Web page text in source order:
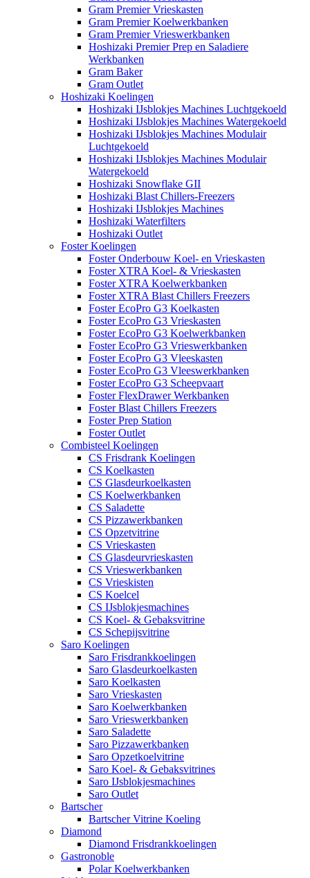
Gram Premier Vrieskasten
Gram Premier Koelwerkbanken
Gram Premier Vrieswerkbanken
Hoshizaki Premier Prep en Saladiere
Werkbanken
Gram Baker
Gram Outlet
Hoshizaki Koelingen
Hoshizaki IJsblokjes Machines Luchtgekoeld
Hoshizaki IJsblokjes Machines Watergekoeld
Hoshizaki IJsblokjes Machines Modulair
Luchtgekoeld
Hoshizaki IJsblokjes Machines Modulair
Watergekoeld
Hoshizaki Snowflake GII
Hoshizaki Blast Chillers-Freezers
Hoshizaki IJsblokjes Machines
Hoshizaki Waterfilters
Hoshizaki Outlet
Foster Koelingen
Foster Onderbouw Koel- en Vrieskasten
Foster XTRA Koel- & Vrieskasten
Foster XTRA Koelwerkbanken
Foster XTRA Blast Chillers Freezers
Foster EcoPro G3 Koelkasten
Foster EcoPro G3 Vrieskasten
Foster EcoPro G3 Koelwerkbanken
Foster EcoPro G3 Vrieswerkbanken
Foster EcoPro G3 Vleeskasten
Foster EcoPro G3 Vleeswerkbanken
Foster EcoPro G3 Scheepvaart
Foster FlexDrawer Werkbanken
Foster Blast Chillers Freezers
Foster Prep Station
Foster Outlet
Combisteel Koelingen
CS Frisdrank Koelingen
CS Koelkasten
CS Glasdeurkoelkasten
CS Koelwerkbanken
CS Saladette
CS Pizzawerkbanken
CS Opzetvitrine
CS Vrieskasten
CS Glasdeurvrieskasten
CS Vrieswerkbanken
CS Vrieskisten
CS Koelcel
CS IJsblokjesmachines
CS Koel- & Gebaksvitrine
CS Schepijsvitrine
Saro Koelingen
Saro Frisdrankkoelingen
Saro Glasdeurkoelkasten
Saro Koelkasten
Saro Vrieskasten
Saro Koelwerkbanken
Saro Vrieswerkbanken
Saro Saladette
Saro Pizzawerkbanken
Saro Opzetkoelvitrine
Saro Koel- & Gebaksvitrines
Saro IJsblokjesmachines
Saro Outlet
Bartscher
Bartscher Vitrine Koeling
Diamond
Diamond Frisdrankkoelingen
Gastronoble
Polar Koelwerkbanken